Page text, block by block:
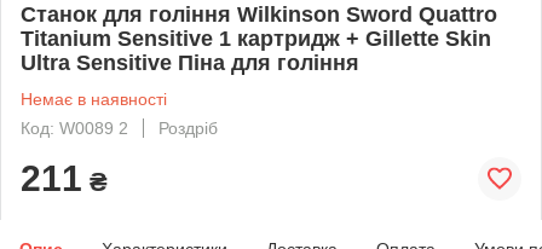
Станок для гоління Wilkinson Sword Quattro
Titanium Sensitive 1 картридж + Gillette Skin
Ultra Sensitive Піна для гоління
Немає в наявності
Код: W0089 2
Роздріб
211 ₴